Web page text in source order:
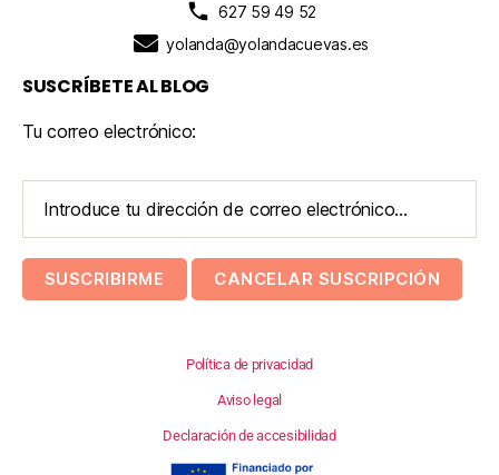
627 59 49 52
yolanda@yolandacuevas.es
SUSCRÍBETE AL BLOG
Tu correo electrónico:
Política de privacidad
Aviso legal
Declaración de accesibilidad